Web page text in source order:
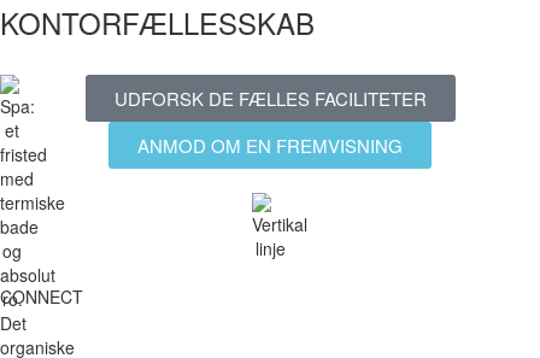
KONTORFÆLLESSKAB
UDFORSK DE FÆLLES FACILITETER
ANMOD OM EN FREMVISNING
CONNECT